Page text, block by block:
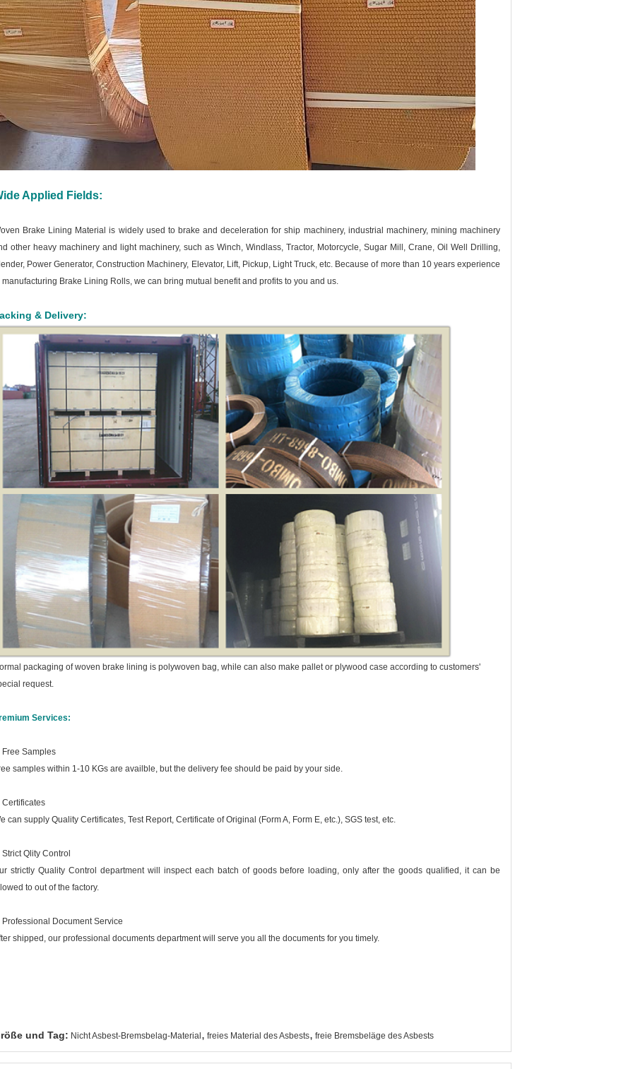
Applied Fields:
Brake Lining Material is widely used to brake and deceleration for ship machinery, industrial machinery, mining machinery
other heavy machinery and light machinery, such as Winch, Windlass, Tractor, Motorcycle, Sugar Mill, Crane, Oil Well Drilling,
Power Generator, Construction Machinery, Elevator, Lift, Pickup, Light Truck, etc. Because of more than 10 years experience
manufacturing Brake Lining Rolls, we can bring mutual benefit and profits to you and us.
& Delivery:
packaging of woven brake lining is polywoven bag, whil e can also make pallet or plywood case according to customers'
request.
Services:
Free Samples
samples within 1-10 KGs are availble, but the delivery fee should be paid by your side.
Certificates
can supply Quality Certificates, Test Report, Certificate of Original (Form A, Form E, etc.), SGS test, etc.
Strict Qlity Control
strictly Quality Control department will inspect each batch of goods before loading, only after the goods qualified, it can be
to out of the factory.
Professional Document Service
shipped, our professional documents department will serve you all the documents for you timely.
und Tag: Nicht Asbest-Bremsbelag-Material , freies Material des Asbests, freie Bremsbeläge des Asbests